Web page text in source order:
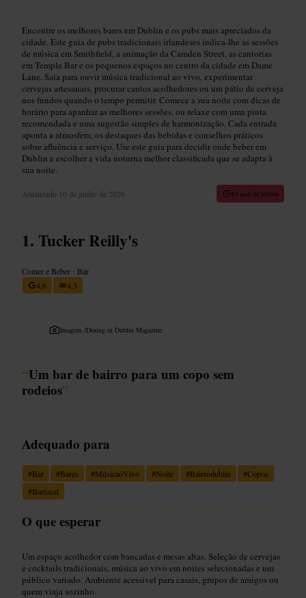
Encontre os melhores bares em Dublin e os pubs mais apreciados da
cidade. Este guia de pubs tradicionais irlandeses indica-lhe as sessões
de música em Smithfield, a animação da Camden Street, as cantorias
em Temple Bar e os pequenos espaços no centro da cidade em Dame
Lane. Saia para ouvir música tradicional ao vivo, experimentar
cervejas artesanais, procurar cantos acolhedores ou um pátio de cerveja
nos fundos quando o tempo permitir. Comece a sua noite com dicas de
horário para apanhar as melhores sessões, ou relaxe com uma pinta
recomendada e uma sugestão simples de harmonização. Cada entrada
aponta a atmosfera, os destaques das bebidas e conselhos práticos
sobre afluência e serviço. Use este guia para decidir onde beber em
Dublin e escolher a vida noturna melhor classificada que se adapta à
sua noite.
Atualizado 10 de junho de 2026 10 min de leitura
Tucker Reilly's
Comer e Beber • Bar
4,6
4,3
Imagem /Dining in Dublin Magazine
“Um bar de bairro para um copo sem
rodeios”
Adequado para
#Bar #Bares #MúsicaoVivo #Noite #Bairrodublin #Copos
#Barlocal
O que esperar
Um espaço acolhedor com bancadas e mesas altas. Seleção de cervejas
e cocktails tradicionais, música ao vivo em noites selecionadas e um
público variado. Ambiente acessível para casais, grupos de amigos ou
quem viaja sozinho.